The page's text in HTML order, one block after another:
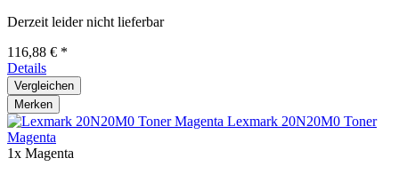
Derzeit leider nicht lieferbar
116,88 € *
Details
Vergleichen
Merken
Lexmark 20N20M0 Toner
Magenta
1x Magenta